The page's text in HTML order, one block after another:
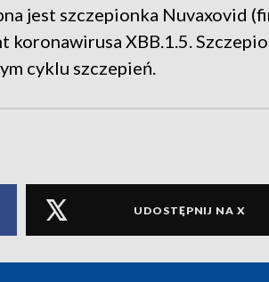
jest szczepionka Nuvaxovid
XBB.1.5.
cyklu szczepień.
UDOSTĘPNIJ NA X